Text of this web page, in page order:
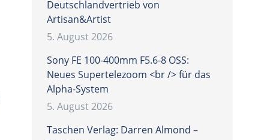
Deutschlandvertrieb von
Artisan&Artist
5. August 2026
Sony FE 100-400mm F5.6-8 OSS:
Neues Supertelezoom <br /> für das
Alpha-System
5. August 2026
Taschen Verlag: Darren Almond –